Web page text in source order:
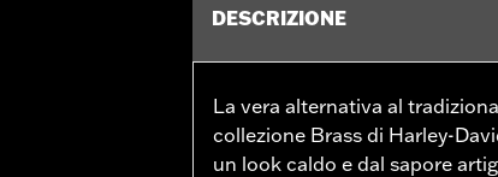
DESCRIZIONE
La vera alternativa al
collezione Brass di Harley-
un look caldo e dal sapore